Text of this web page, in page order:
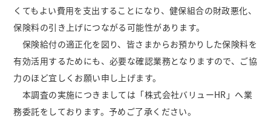
くてもよい費用を支出することになり、健保組合の財政悪化、
保険料の引き上げにつながる可能性があります。
保険給付の適正化を図り、皆さまからお預かりした保険料を
有効活用するためにも、必要な確認業務となりますので、ご協
力のほど宜しくお願い申し上げます。
本調査の実施につきましては「株式会社バリューHR」へ業
務委託をしております。予めご了承ください。